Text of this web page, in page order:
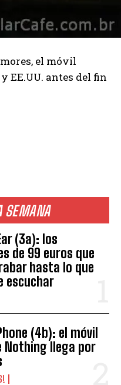
SEMANA
(3a): los
de 99 euros que
hasta lo que
escuchar
(4b): el móvil
Nothing llega por
el móvil
EE.UU. antes del fin